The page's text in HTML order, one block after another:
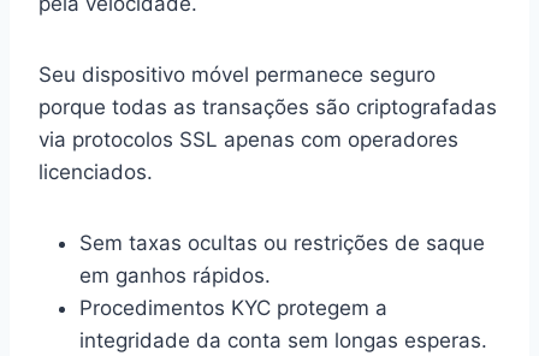
Seu dispositivo móvel permanece seguro
porque todas as transações são criptografadas
via protocolos SSL apenas com operadores
licenciados.
Sem taxas ocultas ou restrições de saque
em ganhos rápidos.
Procedimentos KYC protegem a
integridade da conta sem longas esperas.